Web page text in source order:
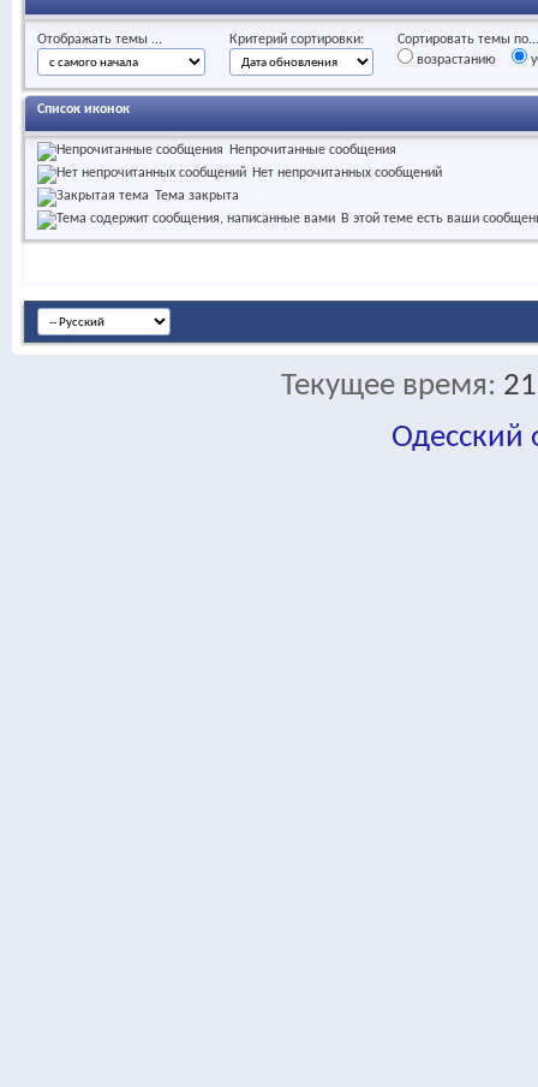
Отображать темы ... Критерий сортировки:
Сортировать темы по...
возрастанию
Список иконок
Непрочитанные сообщения
Нет непрочитанных сообщений
Тема закрыта
В этой теме есть ваши
Текущее время:
Одесский